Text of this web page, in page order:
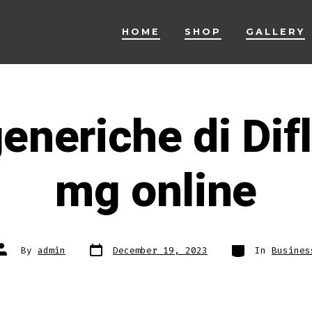
HOME SHOP GALLERY
di
mg online
By admin Post
date December 19, 2023 Categories
In